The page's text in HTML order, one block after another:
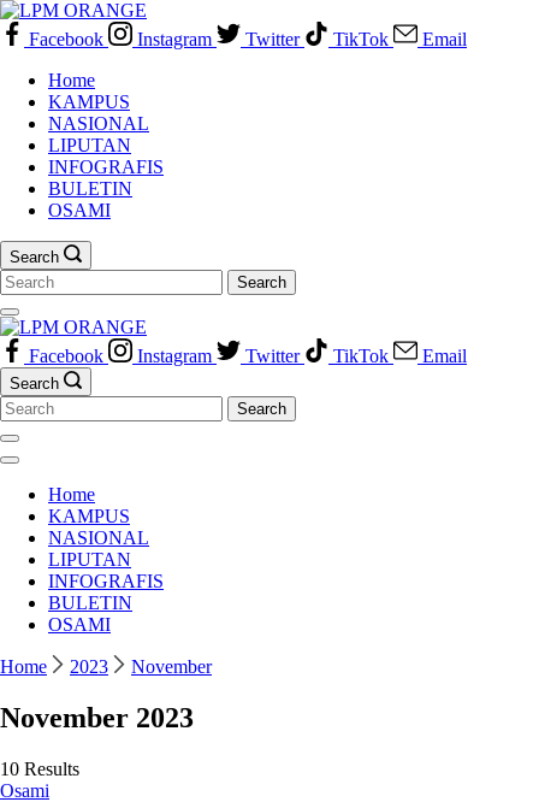
Skip
to
content
Facebook Instagram Twitter TikTok
Email
Home
KAMPUS
NASIONAL
LIPUTAN
INFOGRAFIS
BULETIN
OSAMI
Search
Search
for:
Facebook Instagram Twitter TikTok Email
Search
Search
for:
Home
KAMPUS
NASIONAL
LIPUTAN
INFOGRAFIS
BULETIN
OSAMI
Home 2023 November
November 2023
10 Results
Osami